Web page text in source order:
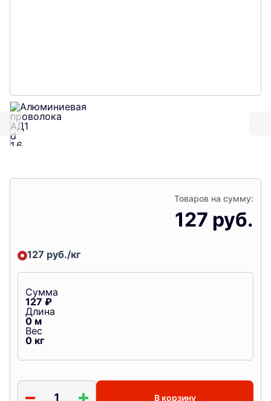
Товаров на сумму:
127 руб.
127 руб./кг
Сумма
127 ₽
Длина
0м
Вес
0 кг
В корзину